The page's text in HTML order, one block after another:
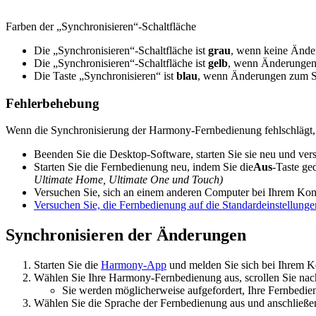
Farben der „Synchronisieren“-Schaltfläche
Die „Synchronisieren“-Schaltfläche ist grau, wenn keine
Die „Synchronisieren“-Schaltfläche ist gelb, wenn
Die Taste „Synchronisieren“ ist blau, wenn Änderungen zum
Fehlerbehebung
Wenn die Synchronisierung der Harmony-Fernbedienung
Beenden Sie die Desktop-Software, starten Sie sie neu und
Starten Sie die Fernbedienung neu, indem Sie dieAus-Taste
Ultimate Home, Ultimate One und Touch)
Versuchen Sie, sich an einem anderen Computer bei Ihrem
Versuchen Sie, die Fernbedienung auf die
Synchronisieren der Änderungen
Starten Sie die Harmony-App und melden Sie sich bei Ihrem
Wählen Sie Ihre Harmony-Fernbedienung aus, scrollen Sie
Sie werden möglicherweise aufgefordert, Ihre
Wählen Sie die Sprache der Fernbedienung aus und